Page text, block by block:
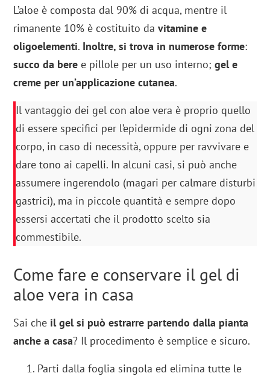
L’aloe è composta dal 90% di acqua, mentre il
rimanente 10% è costituito da vitamine e
oligoelementi. Inoltre, si trova in numerose forme:
succo da bere e pillole per un uso interno;gel e
creme per un’applicazione cutanea.
Il vantaggio dei gel con aloe vera è proprio quello
di essere specifici per l’epidermide di ogni zona del
corpo, in caso di necessità, oppure per ravvivare e
dare tono ai capelli. In alcuni casi, si può anche
assumere ingerendolo (magari per calmare disturbi
gastrici), ma in piccole quantità e sempre dopo
essersi accertati che il prodotto scelto sia
commestibile.
Come fare e conservare il gel di
aloe vera in casa
Sai che il gel si può estrarre partendo dalla pianta
anche a casa? Il procedimento è semplice e sicuro.
Parti dalla foglia singola ed elimina tutte le